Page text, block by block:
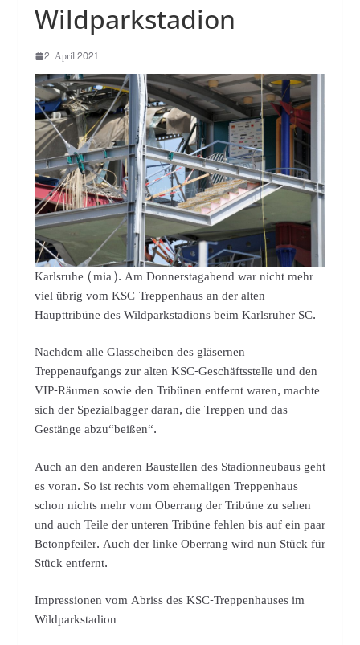
Wildparkstadion
2. April 2021
Karlsruhe (mia). Am Donnerstagabend war nicht mehr
viel übrig vom KSC-Treppenhaus an der alten
Haupttribüne des Wildparkstadions beim Karlsruher SC.
Nachdem alle Glasscheiben des gläsernen
Treppenaufgangs zur alten KSC-Geschäftsstelle und den
VIP-Räumen sowie den Tribünen entfernt waren, machte
sich der Spezialbagger daran, die Treppen und das
Gestänge abzu“beißen“.
Auch an den anderen Baustellen des Stadionneubaus geht
es voran. So ist rechts vom ehemaligen Treppenhaus
schon nichts mehr vom Oberrang der Tribüne zu sehen
und auch Teile der unteren Tribüne fehlen bis auf ein paar
Betonpfeiler. Auch der linke Oberrang wird nun Stück für
Stück entfernt.
Impressionen vom Abriss des KSC-Treppenhauses im
Wildparkstadion